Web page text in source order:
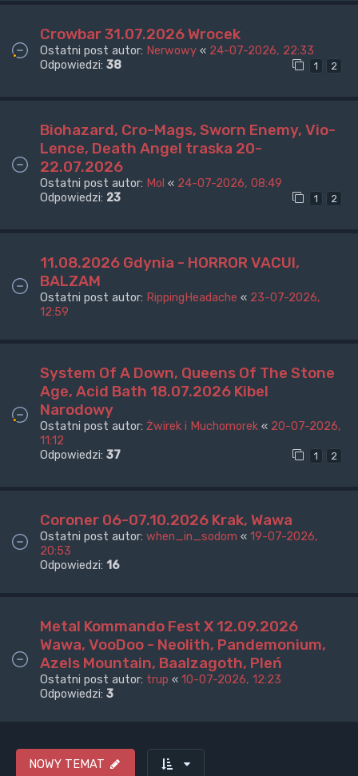
Crowbar 31.07.2026 Wrocek
Ostatni post autor: Nerwowy « 24-07-2026, 22:33
Odpowiedzi: 38 1 2
Biohazard, Cro-Mags, Sworn Enemy, Vio-
Lence, Death Angel traska 20-
22.07.2026
Ostatni post autor: Mol « 24-07-2026, 08:49
Odpowiedzi: 23 1 2
11.08.2026 Gdynia - HORROR VACUI,
BALZAM
Ostatni post autor: RippingHeadache « 23-07-2026,
12:59
System Of A Down, Queens Of The Stone
Age, Acid Bath 18.07.2026 Kibel
Narodowy
Ostatni post autor: Żwirek i Muchomorek « 20-07-2026,
11:12
Odpowiedzi: 37 1 2
Coroner 06-07.10.2026 Krak, Wawa
Ostatni post autor: when_in_sodom « 19-07-2026,
20:53
Odpowiedzi: 16
Metal Kommando Fest X 12.09.2026
Wawa, VooDoo - Neolith, Pandemonium,
Azels Mountain, Baalzagoth, Pleń
Ostatni post autor: trup « 10-07-2026, 12:23
Odpowiedzi: 3
NOWY TEMAT